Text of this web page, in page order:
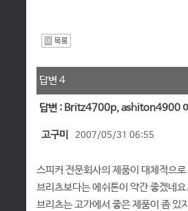
답변 4
답변 : Britz4700p, ashiton4900 이
고구미 2007/05/31 06:55
스피커 전문회사의 제품이 대체적으
브리츠보다는 에쉬톤이 약간 좋겠네
브리츠는 고가에서 좋은 제품이 좀 있